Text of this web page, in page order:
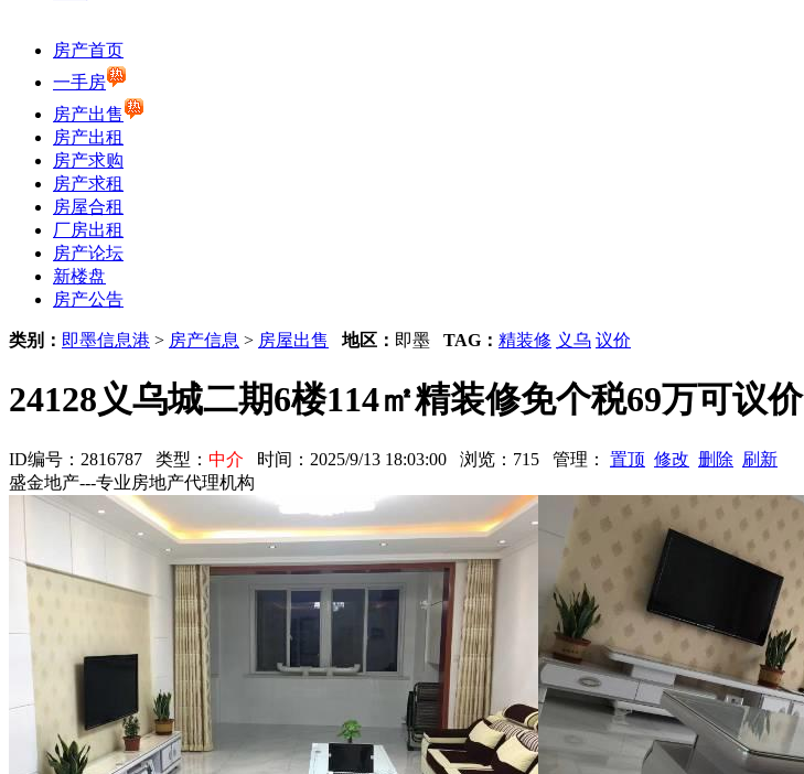
房产首页
一手房
房产出售
房产出租
房产求购
房产求租
房屋合租
厂房出租
房产论坛
新楼盘
房产公告
类别： 即墨信息港 > 房产信息 > 房屋出售 地区： 即墨 TAG： 精装修 义乌 议价
24128义乌城二期6楼114㎡精装修免个税69万可议价
ID编号：2816787 类型： 中介 时间：2025/9/13 18:03:00 浏览：715 管理： 置顶 修改 删除 刷新
盛金地产---专业房地产代理机构